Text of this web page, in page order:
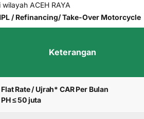
wilayah ACEH RAYA
/ Refinancing/ Take-Over Motorcycle
Keterangan
Flat Rate / Ujrah* CAR Per Bulan
PH ≤ 50 juta